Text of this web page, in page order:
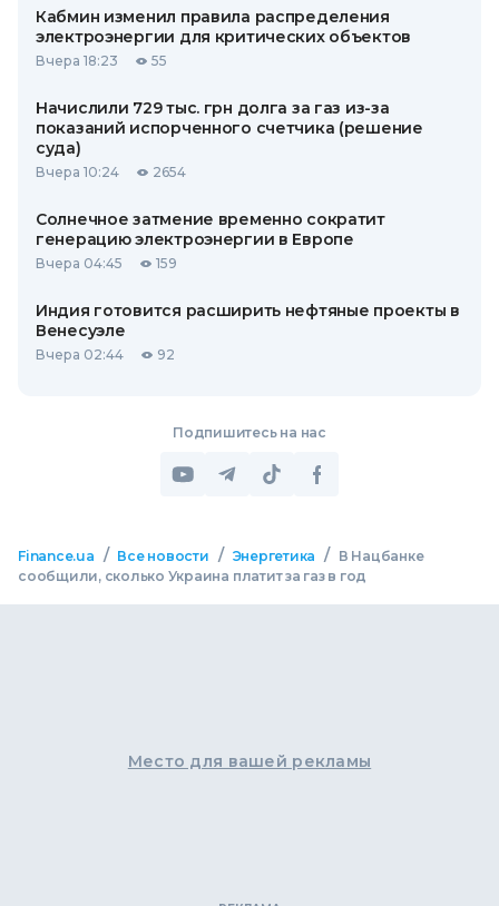
Кабмин изменил правила распределения
электроэнергии для критических объектов
Вчера 18:23 55
Начислили 729 тыс. грн долга за газ из-за
показаний испорченного счетчика (решение
суда)
Вчера 10:24 2654
Солнечное затмение временно сократит
генерацию электроэнергии в Европе
Вчера 04:45 159
Индия готовится расширить нефтяные проекты в
Венесуэле
Вчера 02:44 92
Подпишитесь на нас
Finance.ua / Все новости / Энергетика /
В Нацбанке
сообщили, сколько Украина платит за газ в год
Место для вашей рекламы